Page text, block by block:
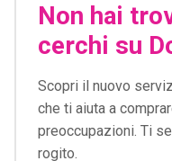
Non hai
cerchi su
Scopri il nuovo
che ti aiuta a
preoccupazioni. Ti
rogito.